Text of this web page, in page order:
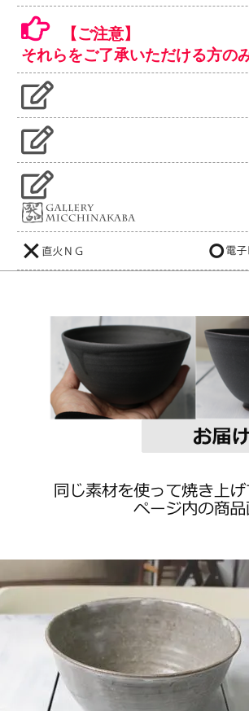
【ご注意】
それらをご了承いただける方の